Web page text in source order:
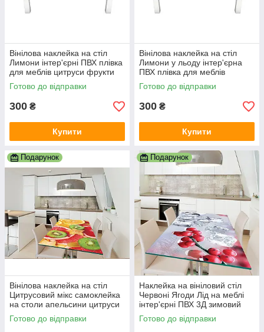
Вінілова наклейка на стіл
Лимони інтер'єрні ПВХ плівка
для меблів цитруси фрукти
Жовтий 600х1200 мм
Готово до відправки
300 ₴
Купити
Вінілова наклейка на стіл
Лимони у льоду інтер'єрна
ПВХ плівка для меблів
цитруси м'ята Жовтий
600х1200 мм
Готово до відправки
300 ₴
Купити
Подарунок
Вінілова наклейка на стіл
Цитрусовий мікс самоклейка
на столи апельсини цитруси
абстракція 600х1200 мм
Готово до відправки
Подарунок
Наклейка на вініловий стіл
Червоні Ягоди Лід на меблі
інтер'єрні ПВХ 3Д зимовий
натюрморт 600х1200 мм
Готово до відправки